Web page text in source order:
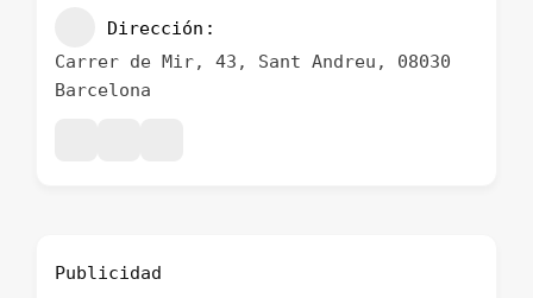
Dirección
Carrer de Mir, 43, Sant Andreu, 08030
Barcelona
Publicidad